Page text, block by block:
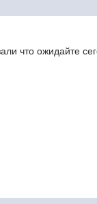
что ожидайте